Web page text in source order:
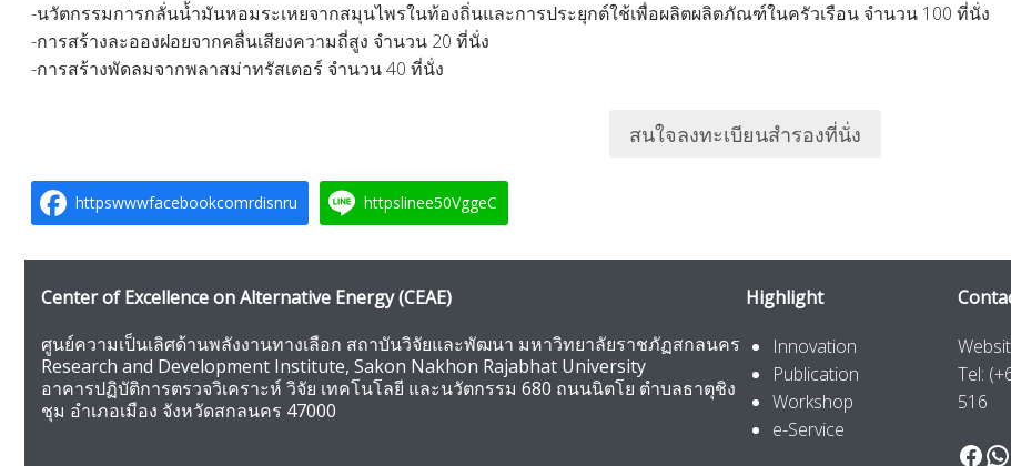
-นวัตกรรมการกลั่นน้ำมันหอมระเหยจากสมุนไพรในท้องถิ่นและการประยุกต์ใช้เพื่อผลิตผลิตภัณฑ์ในครัวเรือน จำนวน 100 ที่นั่ง
-การสร้างละอองฝอยจากคลื่นเสียงความถี่สูง จำนวน 20 ที่นั่ง
-การสร้างพัดลมจากพลาสม่าทรัสเตอร์ จำนวน 40 ที่นั่ง
สนใจลงทะเบียนสำรองที่นั่ง
httpswwwfacebookcomrdisnru httpslinee50VggeC
Center of Excellence on Alternative Energy(CEAE)
ศูนย์ความเป็นเลิศด้านพลังงานทางเลือก สถาบันวิจัยและพัฒนา มหาวิทยาลัยราชภัฏสกลนคร
Research and Development Institute, Sakon Nakhon Rajabhat University
อาคารปฏิบัติการตรวจวิเคราะห์ วิจัย เทคโนโลยี และนวัตกรรม 680 ถนนนิตโย ตำบลธาตุชิง
ชุม อำเภอเมือง จังหวัดสกลนคร 47000
Highlight
Innovation
Publication
Workshop
e-Service
Tel:
516